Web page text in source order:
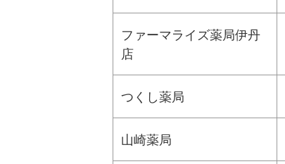
ファーマライズ薬局伊丹
店
つくし薬局
山崎薬局